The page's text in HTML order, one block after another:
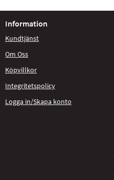
Information
Kundtjänst
Om Oss
Köpvillkor
Integritetspolicy
Logga in/Skapa konto